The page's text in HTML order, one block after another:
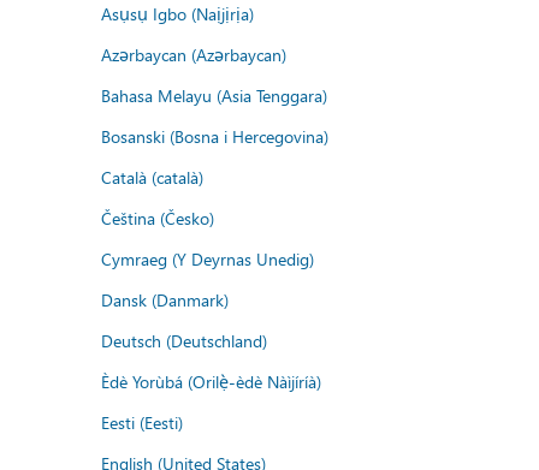
Asụsụ Igbo (Naịjịrịa)
Azərbaycan (Azərbaycan)
Bahasa Melayu (Asia Tenggara)
Bosanski (Bosna i Hercegovina)
Català (català)
Čeština (Česko)
Cymraeg (Y Deyrnas Unedig)
Dansk (Danmark)
Deutsch (Deutschland)
Èdè Yorùbá (Orilẹ̀-èdè Nàìjíríà)
Eesti (Eesti)
English (United States)